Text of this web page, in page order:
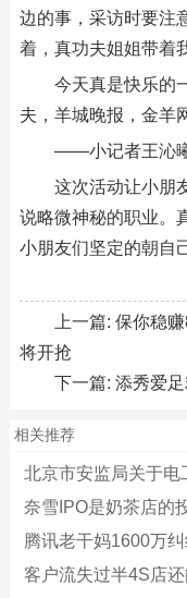
边的事，采访时要注
着，真功夫姐姐带着
今天真是快乐的
夫，羊城晚报，金羊
——小记者王沁
这次活动让小朋
说略微神秘的职业。
小朋友们坚定的朝自
上一篇: 保你稳
将开抢
下一篇: 添秀爱
相关推荐
北京市安监局关于电
奈雪IPO是奶茶店的
腾讯老干妈1600万
客户流失过半4S店